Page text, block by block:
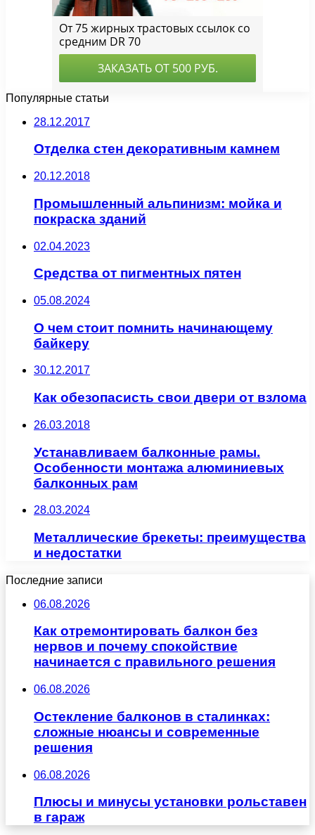
Популярные статьи
28.12.2017
Отделка стен декоративным камнем
20.12.2018
Промышленный альпинизм: мойка и
покраска зданий
02.04.2023
Средства от пигментных пятен
05.08.2024
О чем стоит помнить начинающему
байкеру
30.12.2017
Как обезопасисть свои двери от взлома
26.03.2018
Устанавливаем балконные рамы.
Особенности монтажа алюминиевых
балконных рам
28.03.2024
Металлические брекеты: преимущества
и недостатки
Последние записи
06.08.2026
Как отремонтировать балкон без
нервов и почему спокойствие
начинается с правильного решения
06.08.2026
Остекление балконов в сталинках:
сложные нюансы и современные
решения
06.08.2026
Плюсы и минусы установки рольставен
в гараж